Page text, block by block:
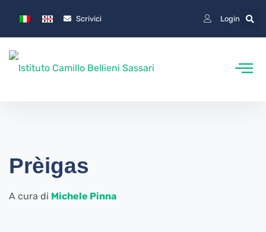
Scrivici Login
Prèigas
A cura di Michele Pinna